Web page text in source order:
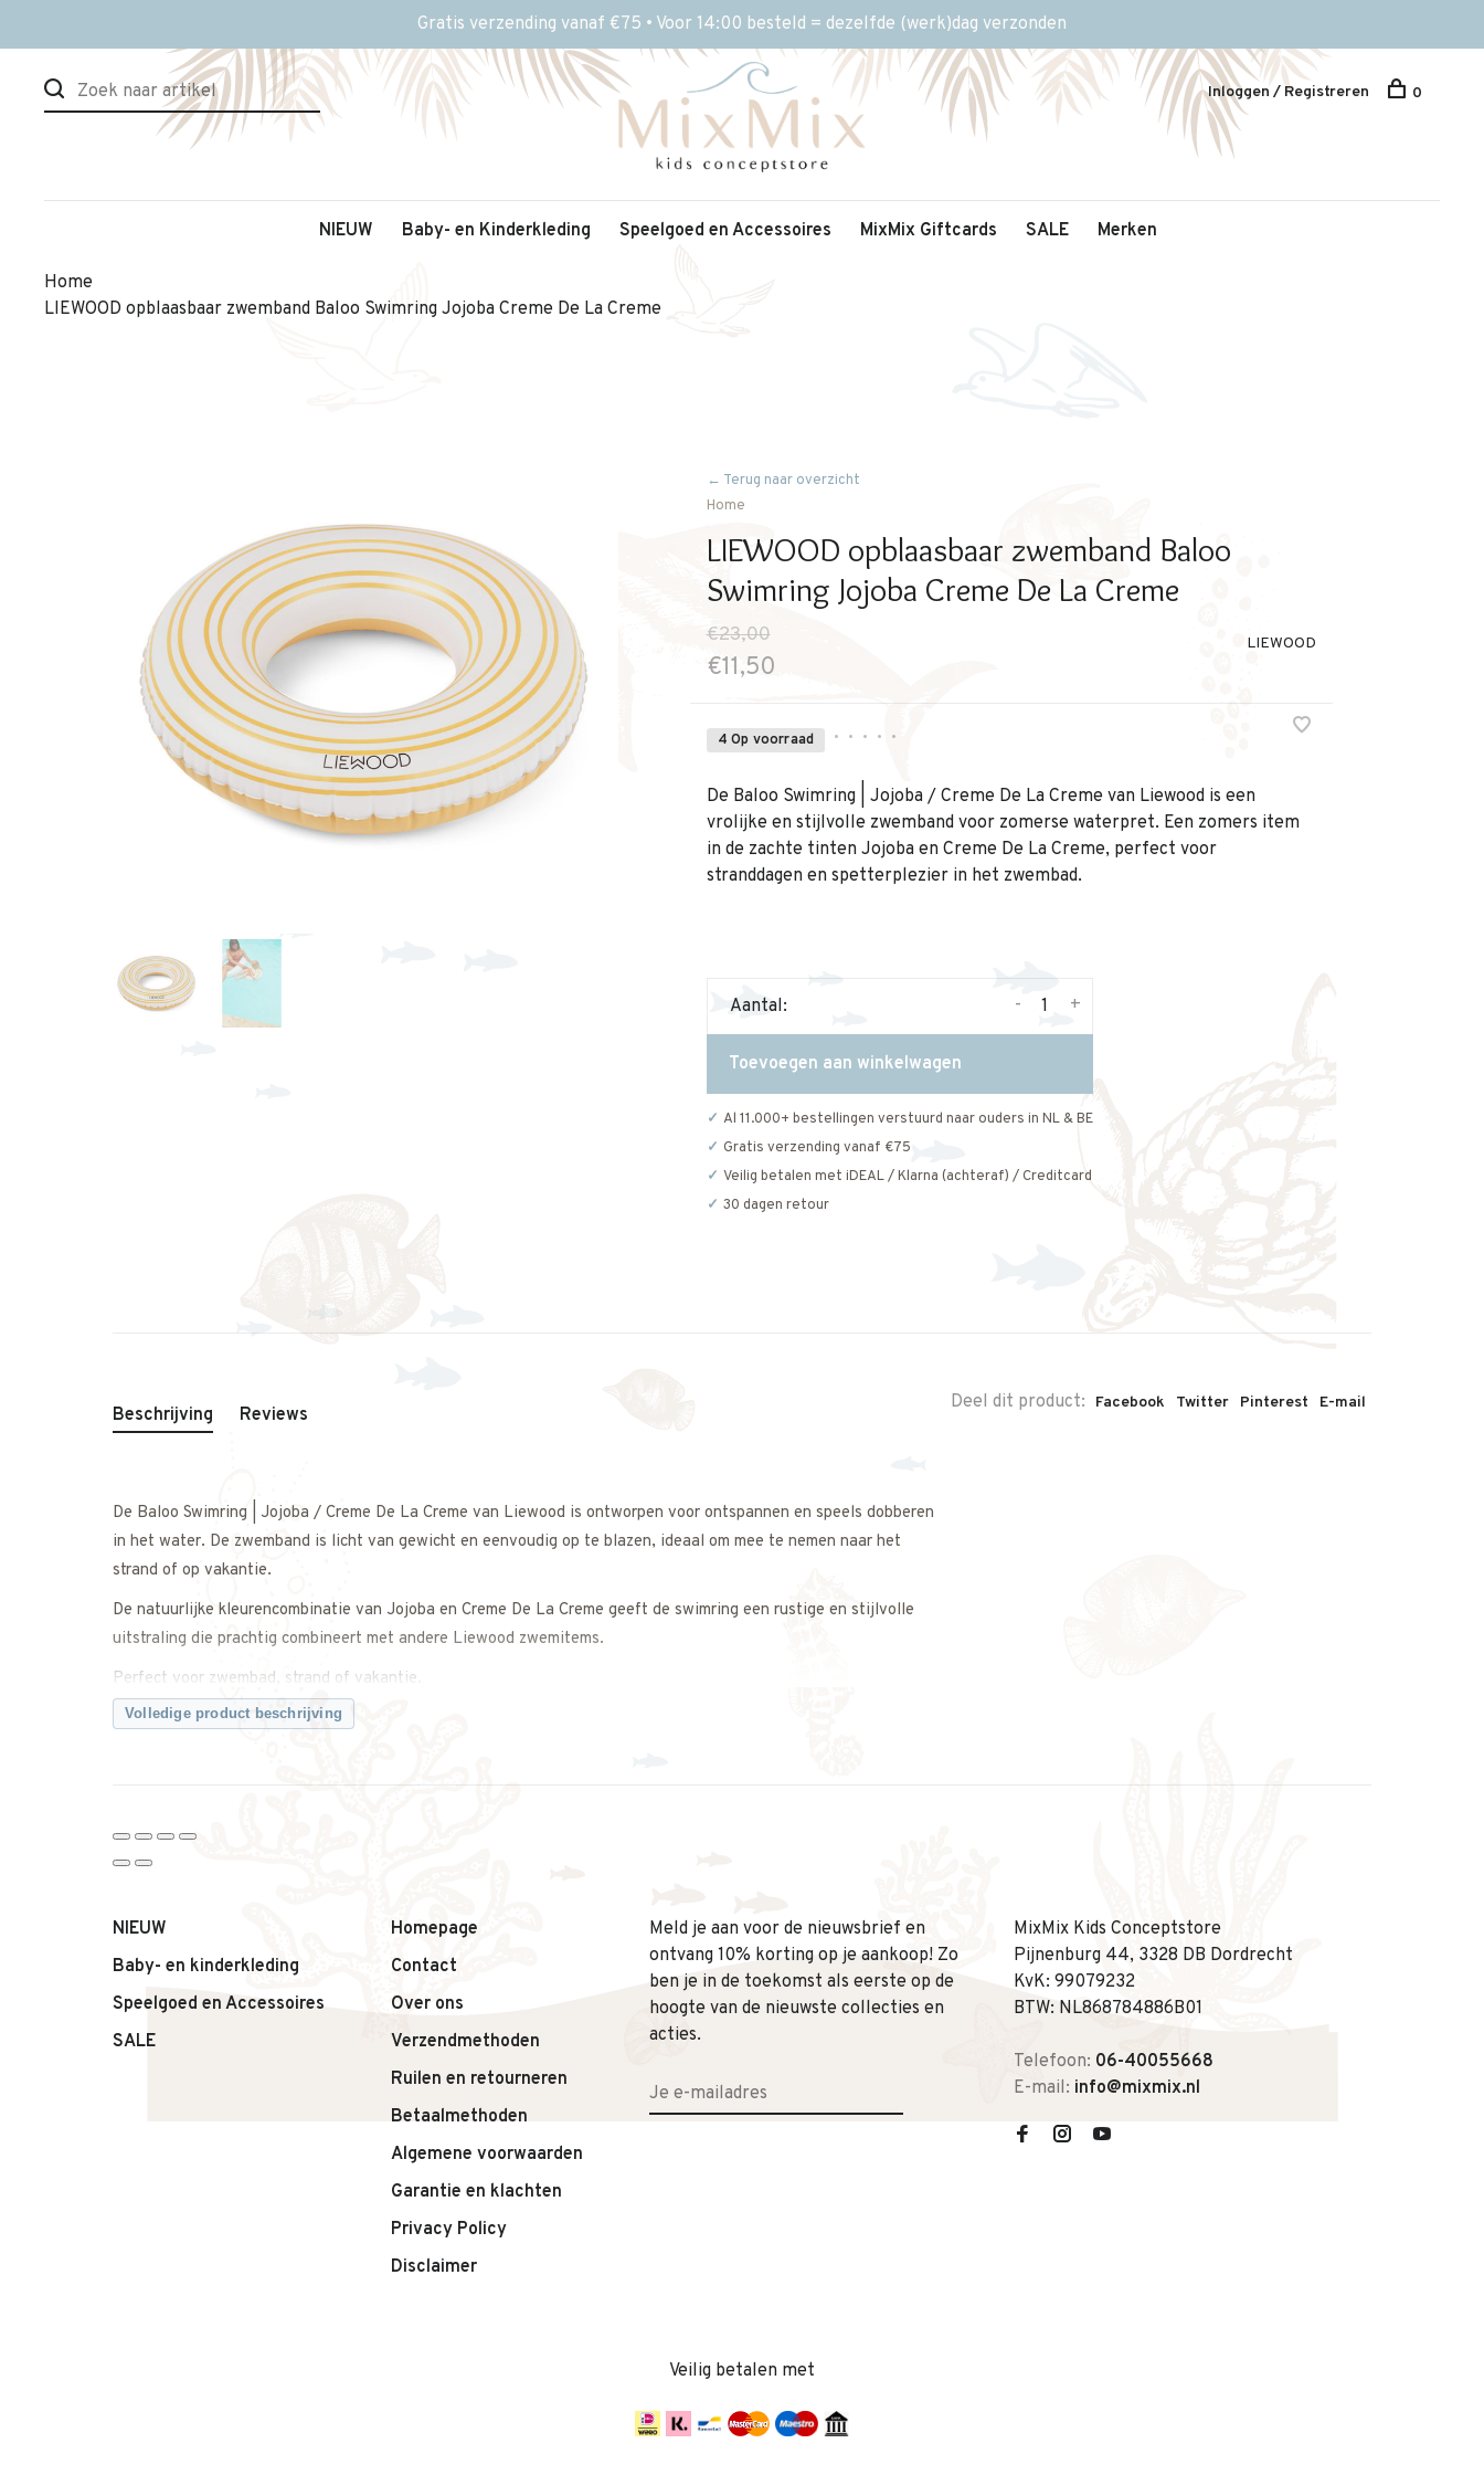
Gratis verzending vanaf €75 • Voor 14:00 besteld = dezelfde (werk)dag verzonden
NIEUW Baby- en Kinderkleding Speelgoed en Accessoires MixMix Giftcards SALE Merken
Inloggen / Registreren 0
Home
LIEWOOD opblaasbaar zwemband Baloo Swimring Jojoba Creme De La Creme
← Terug naar overzicht
Home
LIEWOOD opblaasbaar zwemband Baloo
Swimring Jojoba Creme De La Creme
€23,00
€11,50
LIEWOOD
4 Op voorraad • • • • •
De Baloo Swimring | Jojoba / Creme De La Creme van Liewood is een
vrolijke en stijlvolle zwemband voor zomerse waterpret. Een zomers item
in de zachte tinten Jojoba en Creme De La Creme, perfect voor
stranddagen en spetterplezier in het zwembad.
Aantal: +
-
Toevoegen aan winkelwagen
Al 11.000+ bestellingen verstuurd naar ouders in NL & BE
Gratis verzending vanaf €75
Veilig betalen met iDEAL / Klarna (achteraf) / Creditcard
30 dagen retour
Deel dit product: Facebook Twitter Pinterest E-mail
Beschrijving Reviews
De Baloo Swimring | Jojoba / Creme De La Creme van Liewood is ontworpen voor ontspannen en speels dobberen
in het water. De zwemband is licht van gewicht en eenvoudig op te blazen, ideaal om mee te nemen naar het
strand of op vakantie.
De natuurlijke kleurencombinatie van Jojoba en Creme De La Creme geeft de swimring een rustige en stijlvolle
uitstraling die prachtig combineert met andere Liewood zwemitems.
Perfect voor zwembad, strand of vakantie.
Een vrolijke en stijlvolle zwemband die waterpret en design combineert.
• Baloo Swimring van Liewood
• Kleur: Jojoba / Creme De La Creme
• Ideaal voor zwembad en strand
• Perfect voor zomerse waterpret
• Rustige en stijlvolle uitstraling
Volledige product beschrijving
NIEUW
Baby- en kinderkleding
Speelgoed en Accessoires
SALE
Homepage
Contact
Over ons
Verzendmethoden
Ruilen en retourneren
Betaalmethoden
Algemene voorwaarden
Garantie en klachten
Privacy Policy
Disclaimer
Meld je aan voor de nieuwsbrief en
ontvang 10% korting op je aankoop! Zo
ben je in de toekomst als eerste op de
hoogte van de nieuwste collecties en
acties.
MixMix Kids Conceptstore
Pijnenburg 44, 3328 DB Dordrecht
KvK: 99079232
BTW: NL868784886B01
Telefoon: 06-40055668
E-mail: info@mixmix.nl
Veilig betalen met